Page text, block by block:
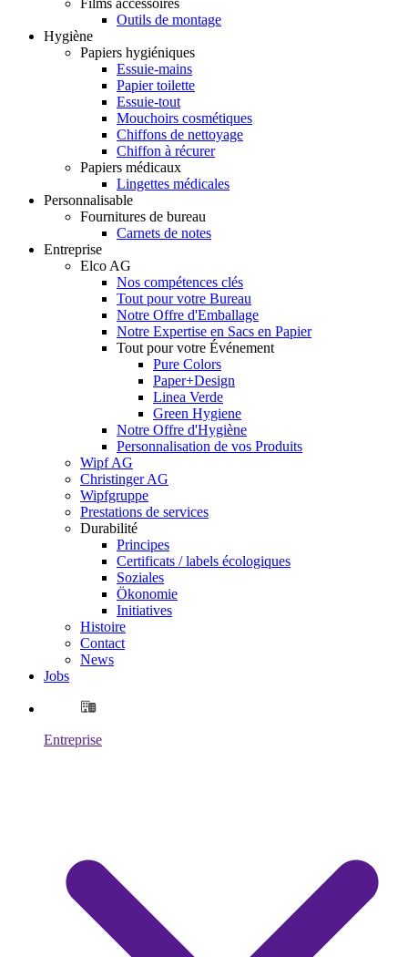
Films accessoires
Outils de montage
Hygiène
Papiers hygiéniques
Essuie-mains
Papier toilette
Essuie-tout
Mouchoirs cosmétiques
Chiffons de nettoyage
Chiffon à récurer
Papiers médicaux
Lingettes médicales
Personnalisable
Fournitures de bureau
Carnets de notes
Entreprise
Elco AG
Nos compétences clés
Tout pour votre Bureau
Notre Offre d'Emballage
Notre Expertise en Sacs en Papier
Tout pour votre Événement
Pure Colors
Paper+Design
Linea Verde
Green Hygiene
Notre Offre d'Hygiène
Personnalisation de vos Produits
Wipf AG
Christinger AG
Wipfgruppe
Prestations de services
Durabilité
Principes
Certificats / labels écologiques
Soziales
Ökonomie
Initiatives
Histoire
Contact
News
Jobs
Entreprise